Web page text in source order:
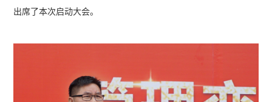
出席了本次启动大会。